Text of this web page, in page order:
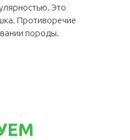
Это
Противоречие
породы.